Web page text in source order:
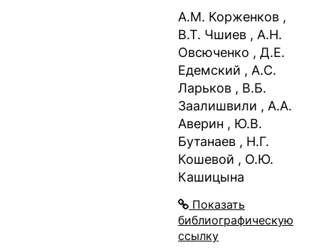
А.М. Корженков ,
В.Т. Чшиев , А.Н.
Овсюченко , Д.Е.
Едемский , А.С.
Ларьков , В.Б.
Заалишвили , А.А.
Аверин , Ю.В.
Бутанаев , Н.Г.
Кошевой , О.Ю.
Кашицына
Показать
библиографическую
ссылку